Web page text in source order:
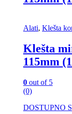
Alati, Klešta
Klešta
115mm
0 out of 5
(0)
DOSTUPNO